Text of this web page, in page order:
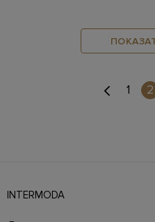
1 2
INTERMODA